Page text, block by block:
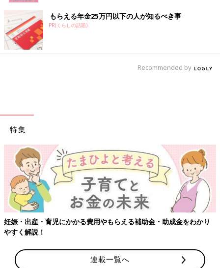
もらえる年金25万円以下の人が知るべき事
PR(くらしの話題)
Recommended by
特集
妊娠・出産・育児にかかる費用やもらえる補助金・助成金をわかり
やすく解説！
連載一覧へ